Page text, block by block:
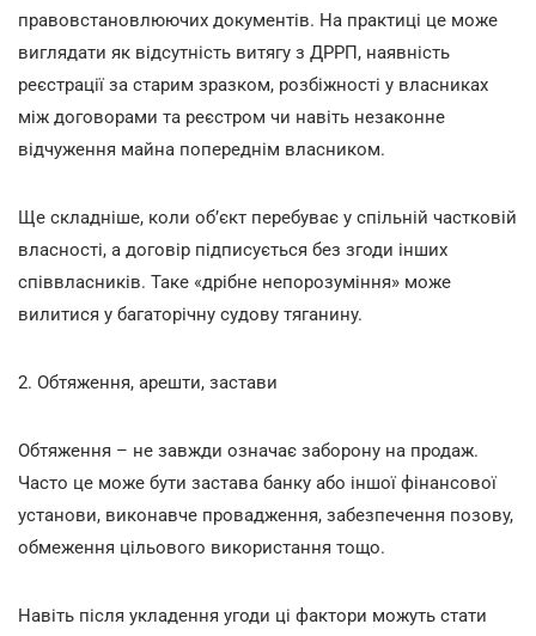
правовстановлюючих документів. На практиці це може
виглядати як відсутність витягу з ДРРП, наявність
реєстрації за старим зразком, розбіжності у власниках
між договорами та реєстром чи навіть незаконне
відчуження майна попереднім власником.
Ще складніше, коли об’єкт перебуває у спільній частковій
власності, а договір підписується без згоди інших
співвласників. Таке «дрібне непорозуміння» може
вилитися у багаторічну судову тяганину.
2. Обтяження, арешти, застави
Обтяження – не завжди означає заборону на продаж.
Часто це може бути застава банку або іншої фінансової
установи, виконавче провадження, забезпечення позову,
обмеження цільового використання тощо.
Навіть після укладення угоди ці фактори можуть стати